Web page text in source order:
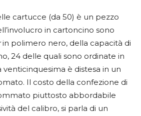
cartucce (da 50) è un pezzo
in cartoncino sono
in polimero nero, della capacità di
24 delle quali sono ordinate in
è distesa in un
Il costo della confezione di
piuttosto abbordabile
del calibro, si parla di un